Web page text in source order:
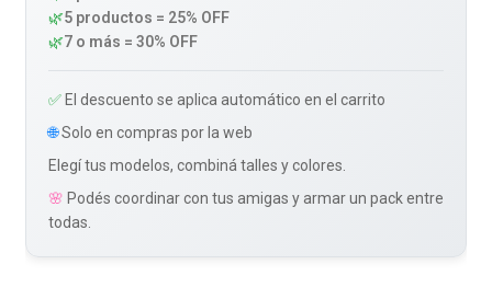
🌿5 productos = 25% OFF
🌿7 o más = 30% OFF
✅El descuento se aplica automático en el carrito
🌐Solo en compras por la web
Elegí tus modelos, combiná talles y colores.
🌸 Podés coordinar con tus amigas y armar un pack entre
todas.